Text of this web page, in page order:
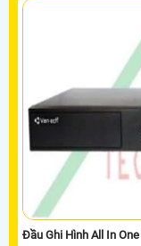
Đầu Ghi Hình All In